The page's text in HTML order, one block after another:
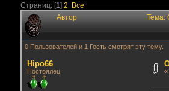
Страниц: [1] 2 Все
Автор Тема:
0 Пользователей и 1 Гость смотрят эту тему.
Hipo66
Постоялец «